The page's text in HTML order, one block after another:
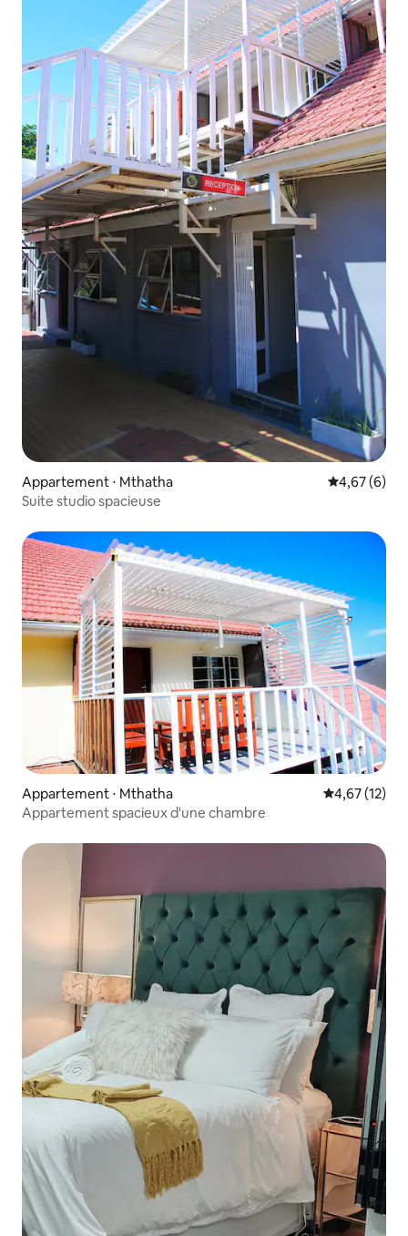
Appartement ⋅ Mthatha Évaluation
4,67 (6)
Suite studio spacieuse
Appartement ⋅ Mthatha Évaluation
4,67 (12)
Appartement spacieux d'une chambre